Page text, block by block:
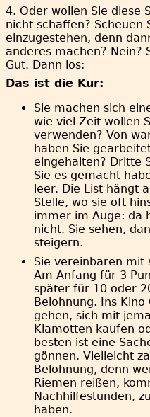
4. Oder wollen Sie diese
nicht schaffen? Scheuen
einzugestehen, denn
anderes machen? Nein?
Gut. Dann los:
Das ist die Kur:
Sie machen sich
wie viel Zeit wollen
verwenden? Von
haben Sie
eingehalten? Dritte
Sie es gemacht
leer. Die List hängt
Stelle, wo sie oft
immer im Auge: da
nicht. Sie sehen,
steigern.
Sie vereinbaren mit
Am Anfang für 3
später für 10 oder
Belohnung. Ins Kino
gehen, sich mit
Klamotten kaufen
besten ist eine
gönnen. Vielleicht
Belohnung, denn
Riemen reißen,
Nachhilfestunden,
haben.